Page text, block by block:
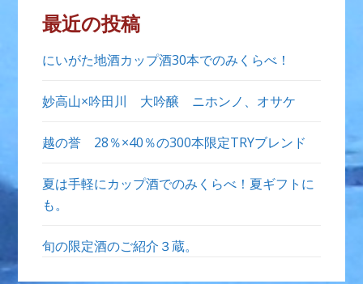
最近の投稿
にいがた地酒カップ酒30本でのみくらべ！
妙高山×吟田川 大吟醸 ニホンノ、オサケ
越の誉 28％×40％の300本限定TRYブレンド
夏は手軽にカップ酒でのみくらべ！夏ギフトに
も。
旬の限定酒のご紹介３蔵。